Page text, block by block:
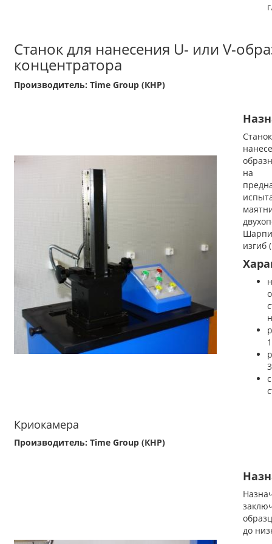
Станок для нанесения U- или V-
концентратора
Производитель: Time Group (КНР)
на
изгиб
Криокамера
Производитель: Time Group (КНР)
до